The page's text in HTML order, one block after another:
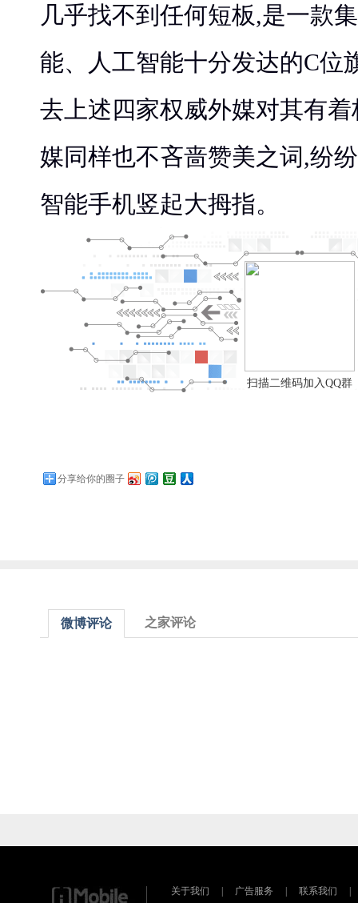
几乎找不到任何短板,是一款
能、人工智能十分发达的C位
去上述四家权威外媒对其有
媒同样也不吝啬赞美之词,纷
智能手机竖起大拇指。
扫描二维码加入QQ群
分享给你的圈子
微博评论 之家评论
关于我们 | 广告服务 | 联系我们 |